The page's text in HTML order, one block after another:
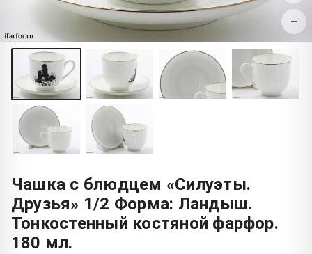
−
Чашка с блюдцем «Силуэты.
Друзья» 1/2 Форма: Ландыш.
Тонкостенный костяной фарфор.
180 мл.